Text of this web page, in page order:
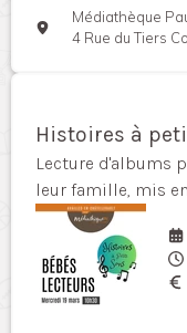
Médiathèque
4 Rue du Tiers
Histoires à
Lecture d'albums
leur famille, mis